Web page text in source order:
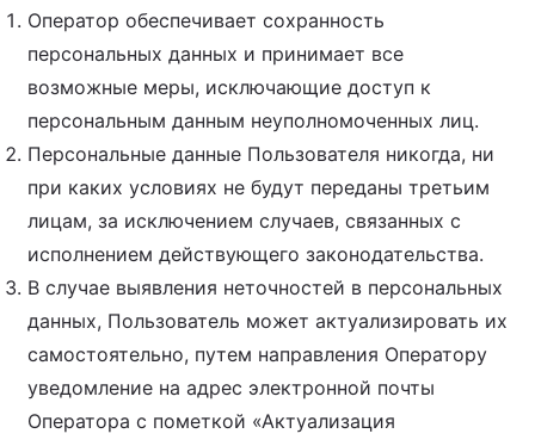
Оператор обеспечивает сохранность
персональных данных и принимает все
возможные меры, исключающие доступ к
персональным данным неуполномоченных лиц.
Персональные данные Пользователя никогда, ни
при каких условиях не будут переданы третьим
лицам, за исключением случаев, связанных с
исполнением действующего законодательства.
В случае выявления неточностей в персональных
данных, Пользователь может актуализировать их
самостоятельно, путем направления Оператору
уведомление на адрес электронной почты
Оператора с пометкой «Актуализация